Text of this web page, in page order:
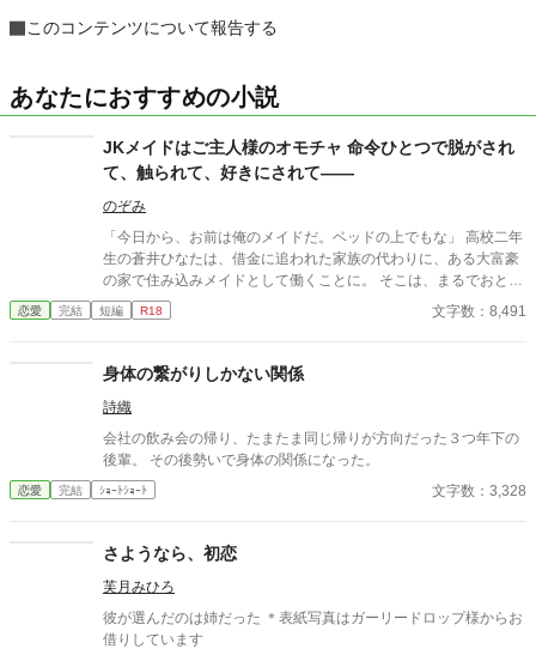
このコンテンツについて報告する
あなたにおすすめの小説
JKメイドはご主人様のオモチャ 命令ひとつで脱がされ
て、触られて、好きにされて――
のぞみ
「今日から、お前は俺のメイドだ。ベッドの上でもな」 高校二年
生の蒼井ひなたは、借金に追われた家族の代わりに、ある大富豪
の家で住み込みメイドとして働くことに。 そこは、まるでおとぎ
話に出てきそうな大きな洋館。 でも、そこで待っていたのは、同
じ高校に通うちょっと有名な男の子――完璧だけど性格が超ドS
しかも、彼の命令はちょっと普通じゃない。 「掃除だけじゃダメ
だろ？ ご主人様の癒しも、メイドの大事な仕事だろ？」 手を握
られるたび、耳元で囁かれるたび、心臓がバクバクする。 なの
に、ひなたの体はどんどん反応してしまって…。 怒ったり照れた
りしながらも、次第に蓮に惹かれていくひなた。 だけど、彼には
ら、私…」 ただのメイドなんかじゃ終わりたくない。 恋と欲望が
恋愛 完結 短編 R18 文字数：8,491
身体の繋がりしかない関係
詩織
会社の飲み会の帰り、たまたま同じ帰りが方向だった３つ年下の
後輩。 その後勢いで身体の関係になった。
恋愛 完結 ｼｮｰﾄｼｮｰﾄ 文字数：3,328
さようなら、初恋
芙月みひろ
彼が選んだのは姉だった ＊表紙写真はガーリードロップ様からお
借りしています